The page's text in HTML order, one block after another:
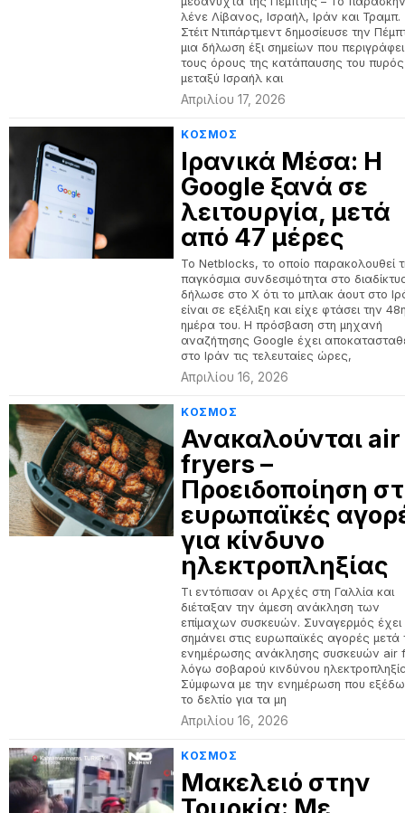
λένε Λίβανος, Ισραήλ, Ιράν και Τραμπ.
Στέιτ Ντιπάρτμεντ δημοσίευσε την
μια δήλωση έξι σημείων που περιγράφει
τους όρους της κατάπαυσης του πυρός
μεταξύ Ισραήλ και
Απριλίου 17, 2026
ΚΟΣΜΟΣ
Ιρανικά Μέσα: Η
Google ξανά σε
λειτουργία, μετά
από 47 μέρες
Το Netblocks, το οποίο παρακολουθεί
παγκόσμια συνδεσιμότητα στο
δήλωσε στο X ότι το μπλακ άουτ στο
είναι σε εξέλιξη και είχε φτάσει την
ημέρα του. Η πρόσβαση στη μηχανή
αναζήτησης Google έχει
στο Ιράν τις τελευταίες ώρες,
Απριλίου 16, 2026
ΚΟΣΜΟΣ
Ανακαλούνται air
fryers –
Προειδοποίηση
ευρωπαϊκές
για κίνδυνο
ηλεκτροπληξίας
Tι εντόπισαν οι Αρχές στη Γαλλία και
διέταξαν την άμεση ανάκληση των
επίμαχων συσκευών. Συναγερμός έχει
σημάνει στις ευρωπαϊκές αγορές μετά
ενημέρωσης ανάκλησης συσκευών air
λόγω σοβαρού κινδύνου
Σύμφωνα με την ενημέρωση που
το δελτίο για τα µη
Απριλίου 16, 2026
ΚΟΣΜΟΣ
Μακελειό στην